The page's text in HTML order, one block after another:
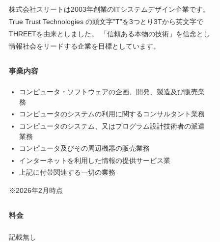
株式会社スリートは2003年創業のITシステムデザイン企業です。
True Trust Technologies の頭文字”T”を3つとり3Tから英文字で
THREETを由来としました。 「信頼ある本物の技術」を信念とし
情報社会をリードする企業を目標としています。
事業内容
コンピュータ・ソフトウェアの企画、開発、製造及び販売業
務
コンピュータのシステムの利用に関するコンサルタント業務
コンピュータのシステム、又はプログラム設計技術者の派遣
業務
コンピュータ及びその周辺機器の販売業務
インターネットを利用した情報の提供サービス業
上記に付帯関連する一切の業務
※2026年2月時点
料金
記載無し